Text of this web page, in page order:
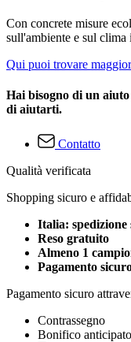
Con concrete misure
sull'ambiente e sul clima
Qui puoi trovare
Hai bisogno di un
di aiutarti.
Contatto
Qualità verificata
Shopping sicuro e
Italia:
Reso gratuito
Almeno 1
Pagamento
Pagamento sicuro
Contrassegno
Bonifico anticipato